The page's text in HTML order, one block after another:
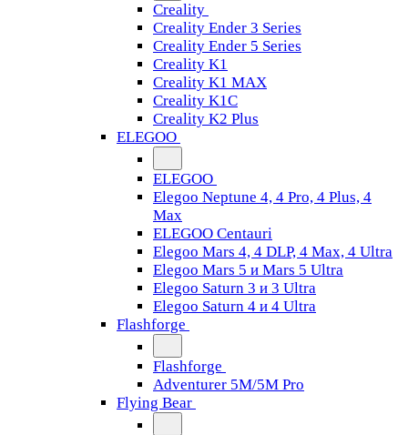
Creality
Creality Ender 3 Series
Creality Ender 5 Series
Creality K1
Creality K1 MAX
Creality K1C
Creality K2 Plus
ELEGOO
ELEGOO
Elegoo Neptune 4, 4 Pro, 4 Plus, 4
Max
ELEGOO Centauri
Elegoo Mars 4, 4 DLP, 4 Max, 4 Ultra
Elegoo Mars 5 и Mars 5 Ultra
Elegoo Saturn 3 и 3 Ultra
Elegoo Saturn 4 и 4 Ultra
Flashforge
Flashforge
Adventurer 5M/5M Pro
Flying Bear